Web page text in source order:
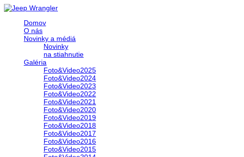
Domov
O nás
Novinky a médiá
Novinky
na stiahnutie
Galéria
Foto&Video2025
Foto&Video2024
Foto&Video2023
Foto&Video2022
Foto&Video2021
Foto&Video2020
Foto&Video2019
Foto&Video2018
Foto&Video2017
Foto&Video2016
Foto&Video2015